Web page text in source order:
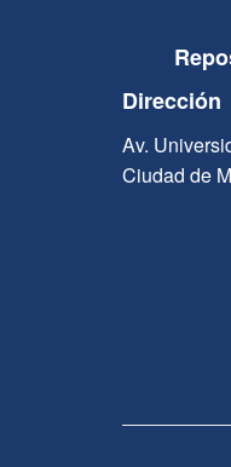
Dirección
Av.
Ciudad de